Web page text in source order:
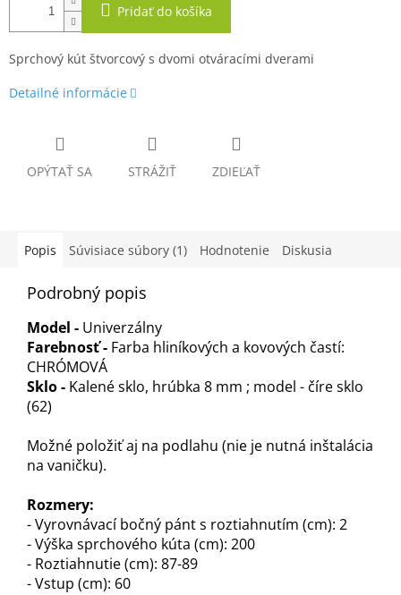
Pridať do košíka
Sprchový kút štvorcový s dvomi otváracími dverami
Detailné informácie
OPÝTAŤ SA STRÁŽIŤ ZDIEĽAŤ
Popis Súvisiace súbory (1) Hodnotenie Diskusia
Podrobný popis
Model - Univerzálny
Farebnosť - Farba hliníkových a kovových častí:
CHRÓMOVÁ
Sklo - Kalené sklo, hrúbka 8 mm ; model - číre sklo
(62)
Možné položiť aj na podlahu (nie je nutná inštalácia
na vaničku).
Rozmery:
- Vyrovnávací bočný pánt s roztiahnutím (cm): 2
- Výška sprchového kúta (cm): 200
- Roztiahnutie (cm): 87-89
- Vstup (cm): 60